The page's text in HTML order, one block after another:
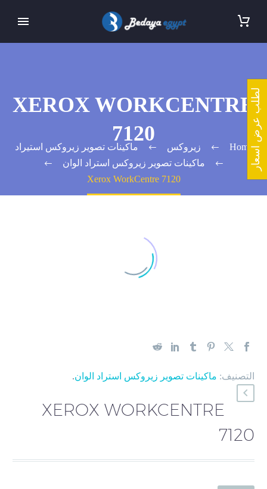
XEROX WORKCENTRE
7120
Home زيروكس
ماكينات تصوير زيروكس استيراد
ماكينات تصوير زيروكس استراد الوان
Xerox WorkCentre 7120
التصنيف: ماكينات تصوير زيروكس استراد الوان.
XEROX WORKCENTRE
7120
لطلب عرض اسعار